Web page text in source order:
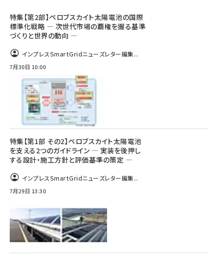
特集【第2部】ペロブスカイト太陽電池の国際
標準化戦略 ― 次世代市場の覇権を握る基準
づくりと世界の動向 ―
インプレスSmartGridニューズレター編集...
7月30日 10:00
特集【第1部 その2】ペロブスカイト太陽電池
を支える2つのガイドライン ― 実装を後押し
する設計・施工方針と評価基準の策定 ―
インプレスSmartGridニューズレター編集...
7月29日 13:30